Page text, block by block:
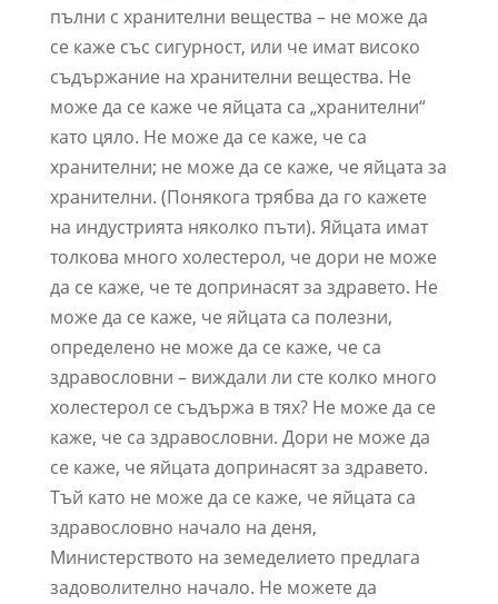
пълни с хранителни вещества – не може да
се каже със сигурност, или че имат високо
съдържание на хранителни вещества. Не
може да се каже че яйцата са „хранителни“
като цяло. Не може да се каже, че са
хранителни; не може да се каже, че яйцата за
хранителни. (Понякога трябва да го кажете
на индустрията няколко пъти). Яйцата имат
толкова много холестерол, че дори не може
да се каже, че те допринасят за здравето. Не
може да се каже, че яйцата са полезни,
определено не може да се каже, че са
здравословни – виждали ли сте колко много
холестерол се съдържа в тях? Не може да се
каже, че са здравословни. Дори не може да
се каже, че яйцата допринасят за здравето.
Тъй като не може да се каже, че яйцата са
здравословно начало на деня,
Министерството на земеделието предлага
задоволително начало. Не можете да